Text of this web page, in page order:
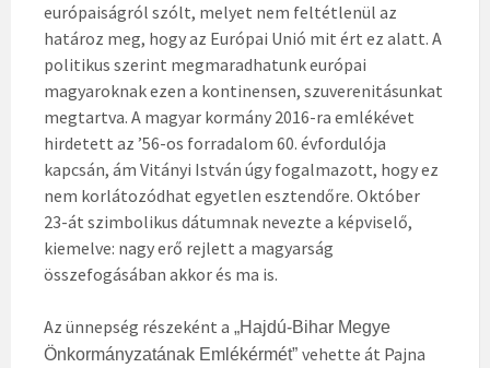
európaiságról szólt, melyet nem feltétlenül az
határoz meg, hogy az Európai Unió mit ért ez alatt. A
politikus szerint megmaradhatunk európai
magyaroknak ezen a kontinensen, szuverenitásunkat
megtartva. A magyar kormány 2016-ra emlékévet
hirdetett az ’56-os forradalom 60. évfordulója
kapcsán, ám Vitányi István úgy fogalmazott, hogy ez
nem korlátozódhat egyetlen esztendőre. Október
23-át szimbolikus dátumnak nevezte a képviselő,
kiemelve: nagy erő rejlett a magyarság
összefogásában akkor és ma is.
Az ünnepség részeként a „Hajdú-Bihar Megye
Önkormányzatának Emlékérmét” vehette át Pajna